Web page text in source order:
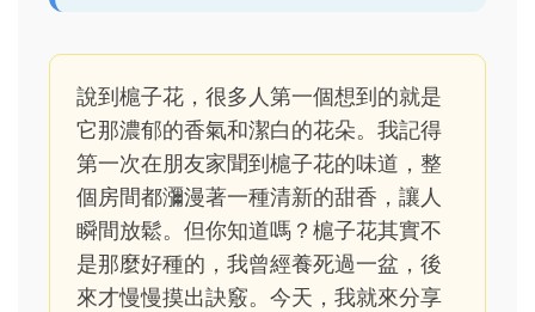
說到槴子花，很多人第一個想到的就是
它那濃郁的香氣和潔白的花朵。我記得
第一次在朋友家聞到槴子花的味道，整
個房間都瀰漫著一種清新的甜香，讓人
瞬間放鬆。但你知道嗎？槴子花其實不
是那麼好種的，我曾經養死過一盆，後
來才慢慢摸出訣竅。今天，我就來分享